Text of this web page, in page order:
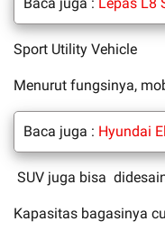
Sport Utility Vehicle
Menurut fungsinya,
Baca juga : Hyundai
SUV juga bisa
Kapasitas bagasinya